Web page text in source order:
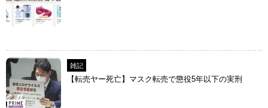
雑記
【転売ヤー死亡】マスク転売で懲役5年以下の実刑